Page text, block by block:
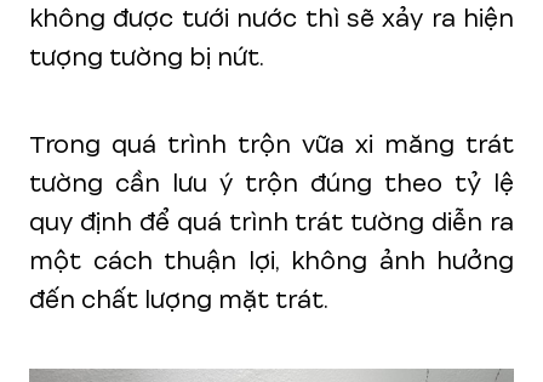
không được tưới nước thì sẽ xảy ra hiện
tượng tường bị nứt.
Trong quá trình trộn vữa xi măng trát
tường cần lưu ý trộn đúng theo tỷ lệ
quy định để quá trình trát tường diễn ra
một cách thuận lợi, không ảnh hưởng
đến chất lượng mặt trát.